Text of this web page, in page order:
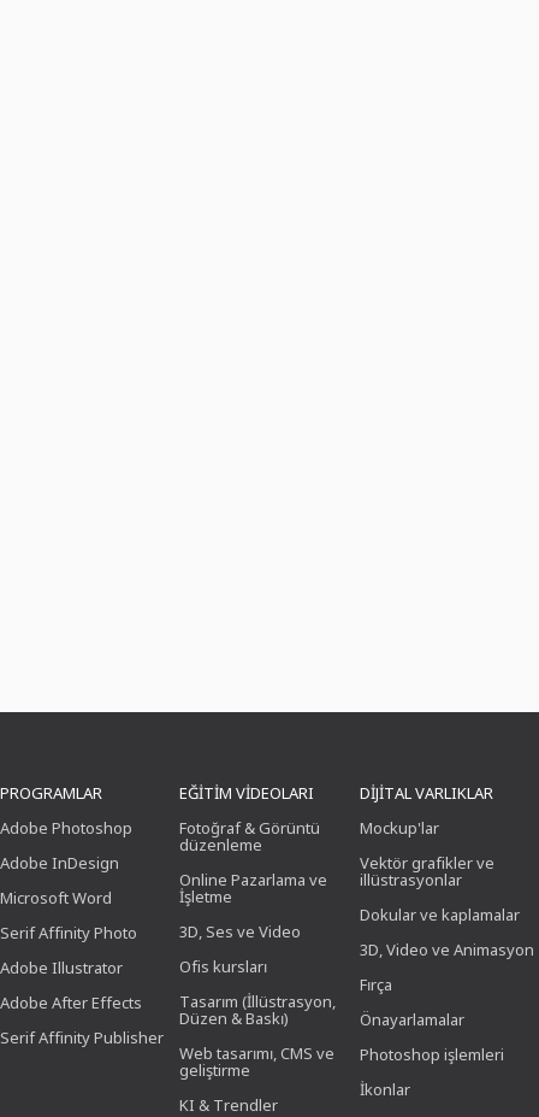
PROGRAMLAR
Adobe Photoshop
Adobe InDesign
Microsoft Word
Serif Affinity Photo
Adobe Illustrator
Adobe After Effects
Serif Affinity Publisher
EĞITIM VIDEOLARI
Fotoğraf & Görüntü
düzenleme
Online Pazarlama ve
İşletme
3D, Ses ve Video
Ofis kursları
Tasarım (İllüstrasyon,
Düzen & Baskı)
Web tasarımı, CMS ve
geliştirme
KI & Trendler
DIJITAL VARLIKLAR
Mockup'lar
Vektör grafikler ve
illüstrasyonlar
Dokular ve kaplamalar
3D, Video ve Animasyon
Fırça
Önayarlamalar
Photoshop işlemleri
İkonlar